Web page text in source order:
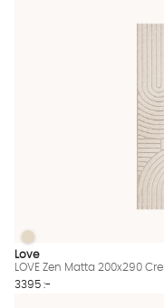
LOVE Zen Matta
LOVE Zen Matta 200x290 Creme
Love
LOVE Zen Matta 200x290
3395 :-